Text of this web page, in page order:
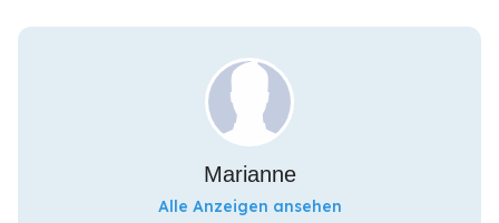
Marianne
Alle Anzeigen ansehen